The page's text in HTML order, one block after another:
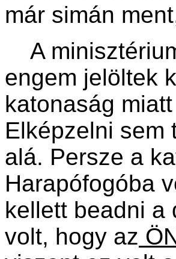
már simán
A
engem jelöltek
katonaság
Elképzelni sem
alá. Persze a
Harapófogóba
kellett beadni a
volt, hogy az